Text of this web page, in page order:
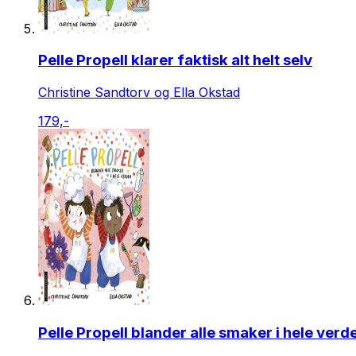
Pelle Propell klarer faktisk alt helt selv
Christine Sandtorv og Ella Okstad
179,-
Pelle Propell blander alle smaker i hele